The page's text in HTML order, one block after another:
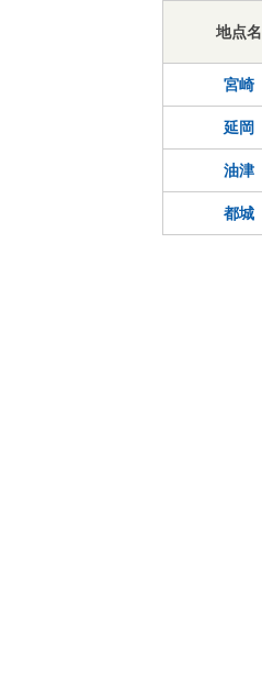
地点名
宮崎
延岡
油津
都城